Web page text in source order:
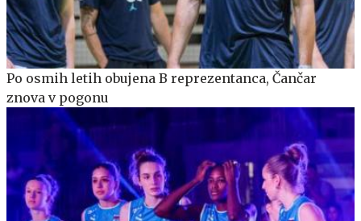
Po osmih letih obujena B reprezentanca, Čančar
znova v pogonu